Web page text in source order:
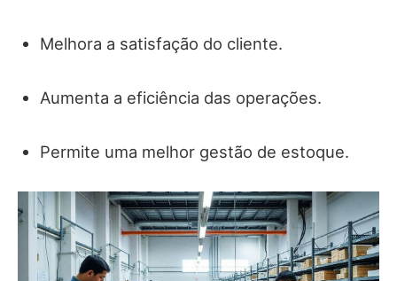
Melhora a satisfação do cliente.
Aumenta a eficiência das operações.
Permite uma melhor gestão de estoque.